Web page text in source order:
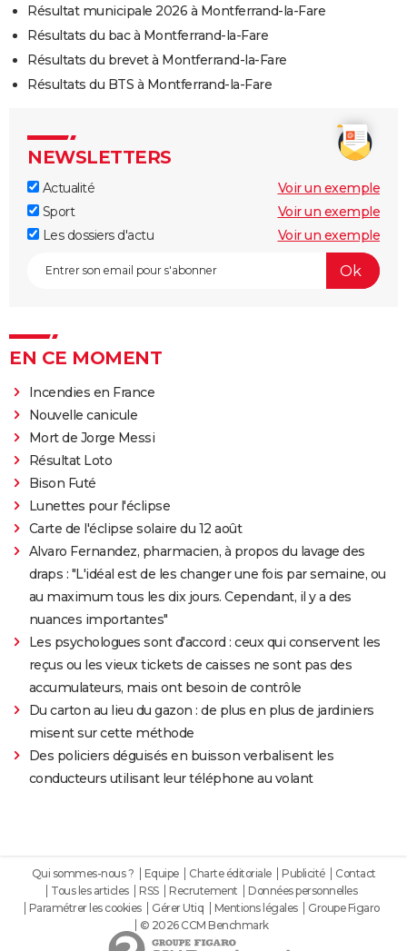
Résultat municipale 2026 à Montferrand-la-Fare
Résultats du bac à Montferrand-la-Fare
Résultats du brevet à Montferrand-la-Fare
Résultats du BTS à Montferrand-la-Fare
NEWSLETTERS
Actualité
Voir un exemple
Sport
Voir un exemple
Les dossiers d'actu
Voir un exemple
EN CE MOMENT
Incendies en France
Nouvelle canicule
Mort de Jorge Messi
Résultat Loto
Bison Futé
Lunettes pour l'éclipse
Carte de l'éclipse solaire du 12 août
Alvaro Fernandez, pharmacien, à propos du lavage des
draps : "L'idéal est de les changer une fois par semaine, ou
au maximum tous les dix jours. Cependant, il y a des
nuances importantes"
Les psychologues sont d'accord : ceux qui conservent les
reçus ou les vieux tickets de caisses ne sont pas des
accumulateurs, mais ont besoin de contrôle
Du carton au lieu du gazon : de plus en plus de jardiniers
misent sur cette méthode
Des policiers déguisés en buisson verbalisent les
conducteurs utilisant leur téléphone au volant
Qui sommes-nous ? Equipe Charte éditoriale Publicité
Contact
Tous les articles
RSS Recrutement
Données personnelles
Paramétrer les cookies
Gérer Utiq Mentions légales
Groupe Figaro
© 2026 CCM Benchmark